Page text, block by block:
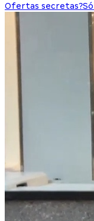
Ofertas secretas?